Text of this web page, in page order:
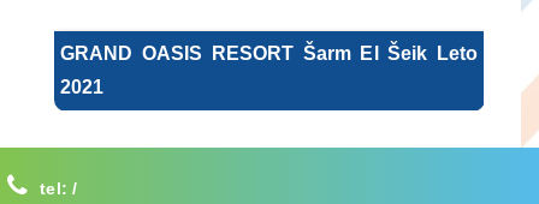
GRAND OASIS RESORT Šarm El Šeik Leto
2021
tel:/